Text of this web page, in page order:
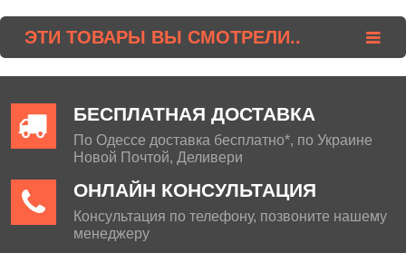
ЭТИ ТОВАРЫ ВЫ СМОТРЕЛИ..
БЕСПЛАТНАЯ ДОСТАВКА
По Одессе доставка бесплатно*, по Украине
Новой Почтой, Деливери
ОНЛАЙН КОНСУЛЬТАЦИЯ
Консультация по телефону, позвоните нашему
менеджеру